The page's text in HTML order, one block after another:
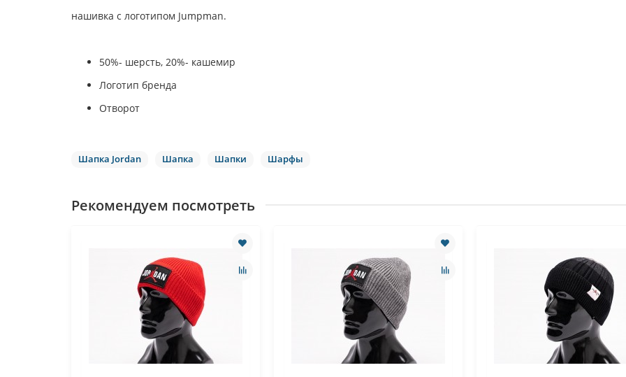
нашивка с логотипом Jumpman.
50%- шерсть, 20%- кашемир
Логотип бренда
Отворот
Шапка Jordan Шапка Шапки Шарфы
Рекомендуем посмотреть